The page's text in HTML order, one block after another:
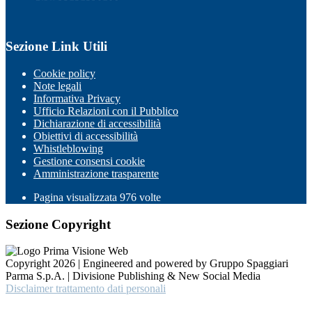
Sezione Link Utili
Cookie policy
Note legali
Informativa Privacy
Ufficio Relazioni con il Pubblico
Dichiarazione di accessibilità
Obiettivi di accessibilità
Whistleblowing
Gestione consensi cookie
Amministrazione trasparente
Pagina visualizzata 976 volte
Sezione Copyright
Copyright 2026 | Engineered and powered by Gruppo Spaggiari
Parma S.p.A. | Divisione Publishing & New Social Media
Disclaimer trattamento dati personali